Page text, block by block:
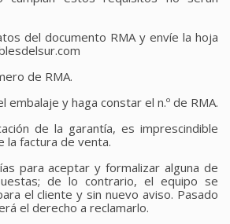
del documento RMA y envíe la hoja
de RMA.
embalaje y haga constar el n.º de RMA.
de la garantía, es imprescindible
la factura de venta.
para aceptar y formalizar alguna de
de lo contrario, el equipo se
el cliente y sin nuevo aviso. Pasado
el derecho a reclamarlo.